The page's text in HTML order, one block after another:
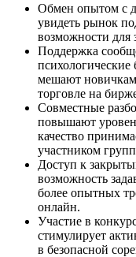
Обмен опытом с
увидеть рынок
возможности для
Поддержка
психологические
мешают новичкам
торговле на
Совместные
повышают
качество
участником
Доступ к
возможность
более опытных
онлайн.
Участие в
стимулирует
в безопасной